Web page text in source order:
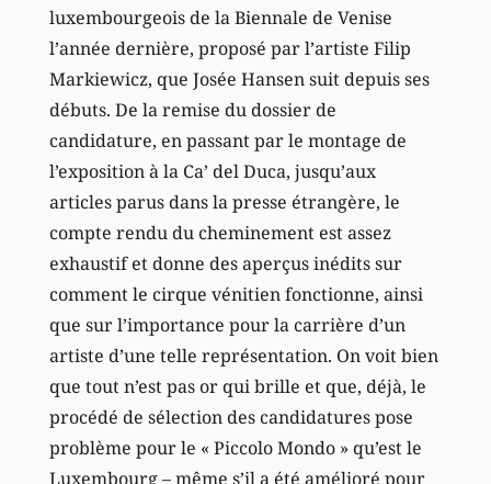
luxembourgeois de la Biennale de Venise
l’année dernière, proposé par l’artiste Filip
Markiewicz, que Josée Hansen suit depuis ses
débuts. De la remise du dossier de
candidature, en passant par le montage de
l’exposition à la Ca’ del Duca, jusqu’aux
articles parus dans la presse étrangère, le
compte rendu du cheminement est assez
exhaustif et donne des aperçus inédits sur
comment le cirque vénitien fonctionne, ainsi
que sur l’importance pour la carrière d’un
artiste d’une telle représentation. On voit bien
que tout n’est pas or qui brille et que, déjà, le
procédé de sélection des candidatures pose
problème pour le « Piccolo Mondo » qu’est le
Luxembourg – même s’il a été amélioré pour